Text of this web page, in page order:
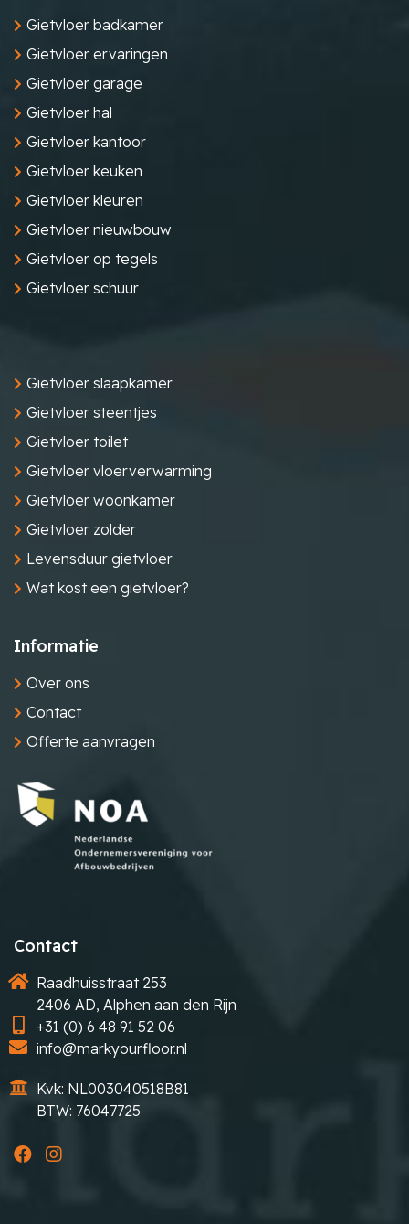
Gietvloer badkamer
Gietvloer ervaringen
Gietvloer garage
Gietvloer hal
Gietvloer kantoor
Gietvloer keuken
Gietvloer kleuren
Gietvloer nieuwbouw
Gietvloer op tegels
Gietvloer schuur
Gietvloer slaapkamer
Gietvloer steentjes
Gietvloer toilet
Gietvloer vloerverwarming
Gietvloer woonkamer
Gietvloer zolder
Levensduur gietvloer
Wat kost een gietvloer?
Informatie
Over ons
Contact
Offerte aanvragen
Contact
Raadhuisstraat 253
2406 AD, Alphen aan den Rijn
+31 (0) 6 48 91 52 06
info@markyourfloor.nl
Kvk: NL003040518B81
BTW: 76047725